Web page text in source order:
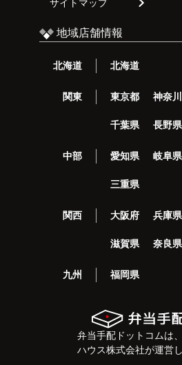
サイトマップ
地域店舗情報
北海道 北海道
関東 東京都 神奈
千葉県 長野県
中部 愛知県 岐阜県
三重県
関西 大阪府 兵庫県
滋賀県 奈良県
九州 福岡県
弁当手配ドットコムは
ハウス株式会社が運営